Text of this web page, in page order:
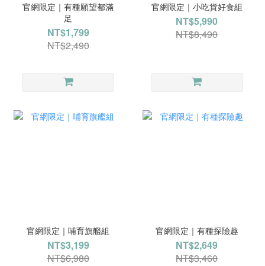
官網限定｜有種願望都滿
足
NT$1,799
NT$2,490
官網限定｜小吃貨好食組
NT$5,990
NT$8,490
官網限定｜哺育旗艦組
NT$3,199
NT$6,980
官網限定｜有種探險趣
NT$2,649
NT$3,460